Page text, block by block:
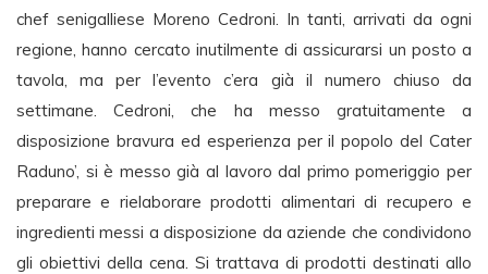
chef senigalliese Moreno Cedroni. In tanti, arrivati da ogni
regione, hanno cercato inutilmente di assicurarsi un posto a
tavola, ma per l’evento c’era già il numero chiuso da
settimane. Cedroni, che ha messo gratuitamente a
disposizione bravura ed esperienza per il popolo del Cater
Raduno’, si è messo già al lavoro dal primo pomeriggio per
preparare e rielaborare prodotti alimentari di recupero e
ingredienti messi a disposizione da aziende che condividono
gli obiettivi della cena. Si trattava di prodotti destinati allo